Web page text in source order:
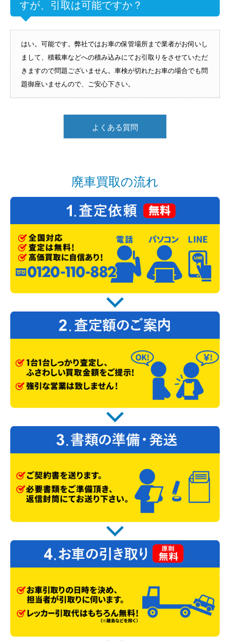
すが、引取は可能ですか？
はい。可能です。弊社ではお車の保管場所まで業者がお伺いし
まして、積載車などへの積み込みにてお引取りをさせていただ
きますので問題ございません。車検が切れたお車の場合でも問
題御座いませんので、ご安心下さい。
よくある質問
廃車買取の流れ